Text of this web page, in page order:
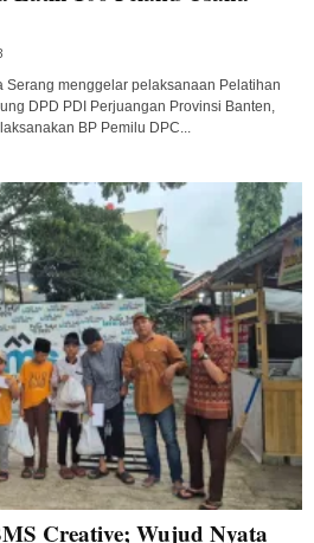
Serang menggelar pelaksanaan Pelatihan
DPD PDI Perjuangan Provinsi Banten,
BP Pemilu DPC...
Creative; Wujud Nyata